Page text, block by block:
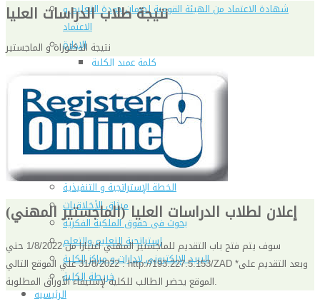
شهادة الاعتماد من الهيئة القومية لضمان جودة التعليم و
الاعتماد
الإدارة
كلمة عميد الكلية
مجلس الكلية
رؤساء الأقسام العلمية
الهيكل التنظيمى
نبذة تاريخية
تاريخ الكلية
الإدارة الحالية
الخطة الإستراتجية و التنفيذية
ميثاق الأخلاقيات
بحوث فى حقوق الملكية الفكرية
إستراتجية التعليم والتعلم
البريد الإلكترونى لإدارات و مراكز الكلية
خريطة الكلية
الرئيسيه
نتيجة طلاب الدراسات العليا
نتيجة الدكتوراة و الماجستير
إعلان لطلاب الدراسات العليا (الماجستير المهني)
سوف يتم فتح باب التقديم للماجستير المهني اعتبارا من 1/8/2022 حتي
31/8/2022 علي الموقع التالي : http://193.227.5.153/ZAD *وبعد التقديم على
الموقع يحضر الطالب للكلية لإستيفاء الأوراق المطلوبة.